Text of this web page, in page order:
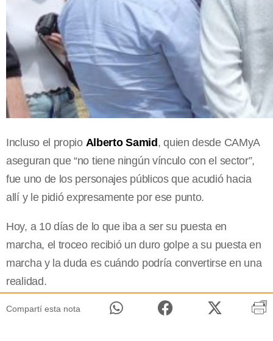
Incluso el propio Alberto Samid, quien desde CAMyA
aseguran que “no tiene ningún vínculo con el sector”,
fue uno de los personajes públicos que acudió hacia
allí y le pidió expresamente por ese punto.
Hoy, a 10 días de lo que iba a ser su puesta en
marcha, el troceo recibió un duro golpe a su puesta en
marcha y la duda es cuándo podría convertirse en una
realidad.
Compartí esta nota